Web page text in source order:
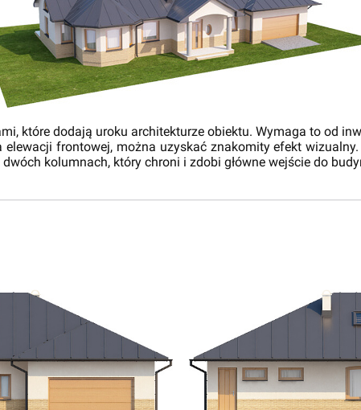
które dodają uroku architekturze obiektu. Wymaga to od
frontowej, można uzyskać znakomity efekt
kolumnach, który chroni i zdobi główne wejście do